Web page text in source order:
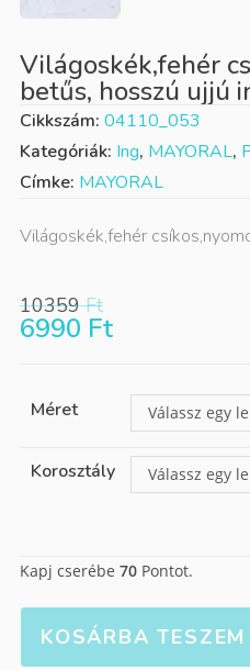
Világoskék,fehér
betűs, hosszú ujjú
Cikkszám: 04110_053
Kategóriák: Ing, MAYORAL,
Címke: MAYORAL
Világoskék,fehér
10359Ft
6990 Ft
Méret Válassz egy
Korosztály Válassz egy
Kapj cserébe 70Pontot.
KOSÁRBA TESZEM